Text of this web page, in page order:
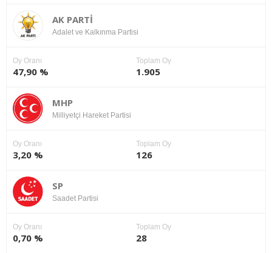
AK PARTİ
Adalet ve Kalkınma Partisi
Oy Oranı
47,90 %
Toplam Oy
1.905
MHP
Milliyetçi Hareket Partisi
Oy Oranı
3,20 %
Toplam Oy
126
SP
Saadet Partisi
Oy Oranı
0,70 %
Toplam Oy
28